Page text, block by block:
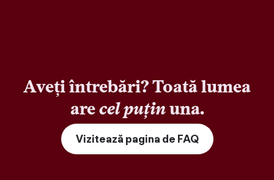
Aveți întrebări? Toată lumea
arecel puținuna.
Vizitează pagina de FAQ